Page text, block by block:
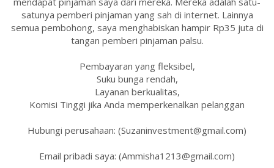
satunya pemberi pinjaman yang sah di internet. Lainnya
semua pembohong, saya menghabiskan hampir Rp35 juta di
tangan pemberi pinjaman palsu.
Pembayaran yang fleksibel,
Suku bunga rendah,
Layanan berkualitas,
Komisi Tinggi jika Anda memperkenalkan pelanggan
Hubungi perusahaan: (Suzaninvestment@gmail.com)
Email pribadi saya: (Ammisha1213@gmail.com)